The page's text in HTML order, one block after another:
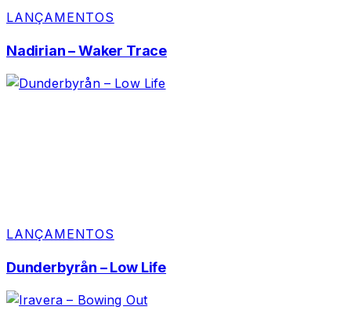
LANÇAMENTOS
Nadirian – Waker Trace
LANÇAMENTOS
Dunderbyrån – Low Life